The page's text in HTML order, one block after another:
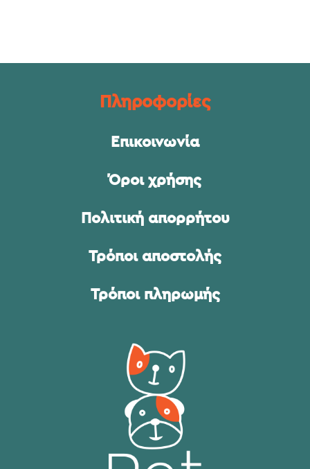
Πληροφορίες
Επικοινωνία
Όροι χρήσης
Πολιτική απορρήτου
Τρόποι αποστολής
Τρόποι πληρωμής